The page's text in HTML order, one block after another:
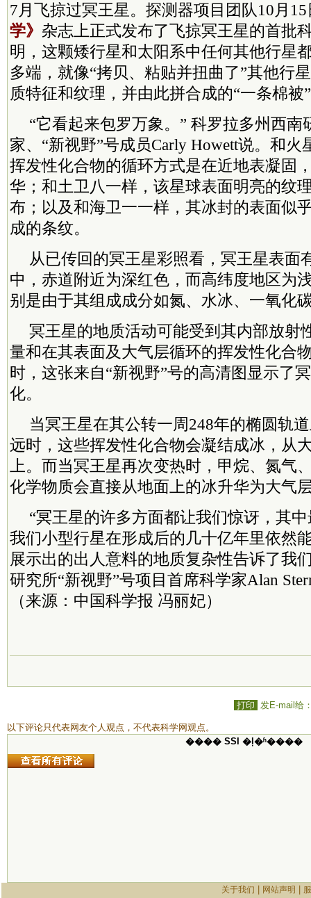
7月飞掠过冥王星。探测器项目团队10月
学》 杂志上正式发布了飞掠冥王星的首批
明，这颗矮行星和太阳系中任何其他行星
多端，就像“拷贝、粘贴并扭曲了”其他行
质特征和纹理，并由此拼合成的“一条棉被
“它看起来包罗万象。” 科罗拉多州西南
家、“新视野”号成员Carly Howett说。和
挥发性化合物的循环方式是在近地表凝固
华；和土卫八一样，该星球表面明亮的纹
布；以及和海卫一一样，其冰封的表面似
成的条纹。
从已传回的冥王星彩照看，冥王星表面
中，赤道附近为深红色，而高纬度地区为
别是由于其组成成分如氮、水冰、一氧化
冥王星的地质活动可能受到其内部放射
量和在其表面及大气层循环的挥发性化合
时，这张来自“新视野”号的高清图显示了
化。
当冥王星在其公转一周248年的椭圆轨
远时，这些挥发性化合物会凝结成冰，从
上。而当冥王星再次变热时，甲烷、氮气
化学物质会直接从地面上的冰升华为大气
“冥王星的许多方面都让我们惊讶，其
我们小型行星在形成后的几十亿年里依然
展示出的出人意料的地质复杂性告诉了我
研究所“新视野”号项目首席科学家Alan
（来源：中国科学报 冯丽妃）
打印 发E-mail给
以下评论只代表网友个人观点，不代表科学网观点。
���� SSI �ļ�ʱ����
关于我们 网站声明